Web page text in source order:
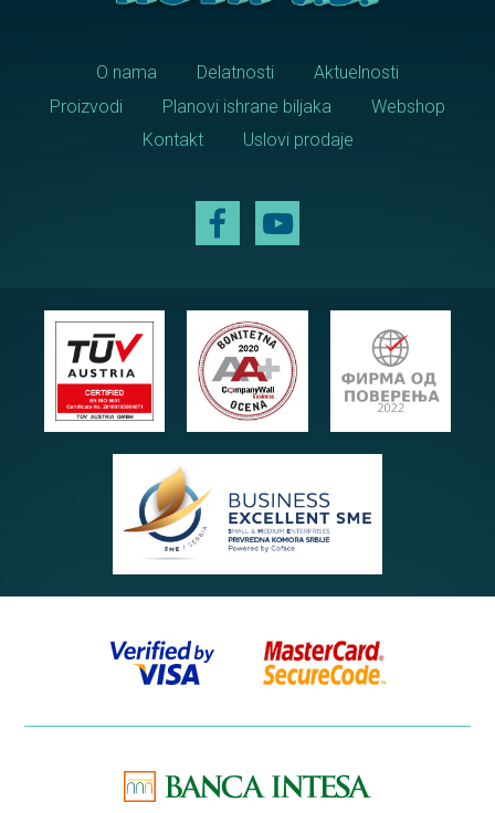
O nama Delatnosti
Aktuelnosti
Proizvodi
Planovi ishrane biljaka
Webshop
Kontakt
Uslovi prodaje